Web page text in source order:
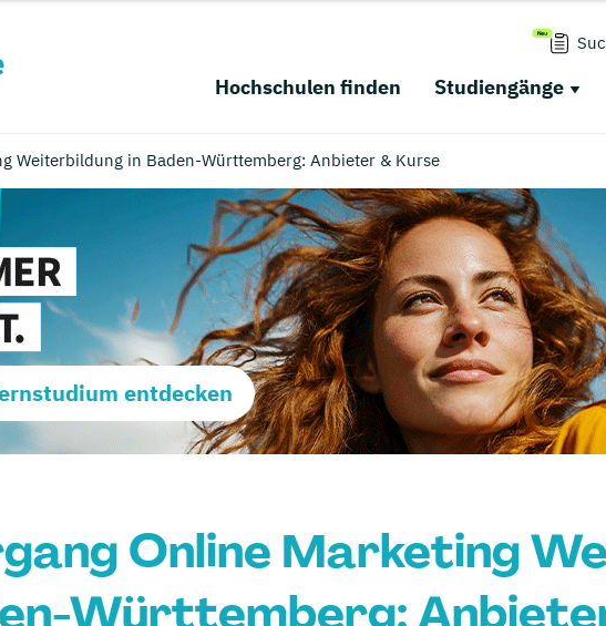
Hochschulen finden Studiengänge
Weiterbildung in Baden-Württemberg: Anbieter & Kurse
entdecken
Online Marketing
Württemberg: